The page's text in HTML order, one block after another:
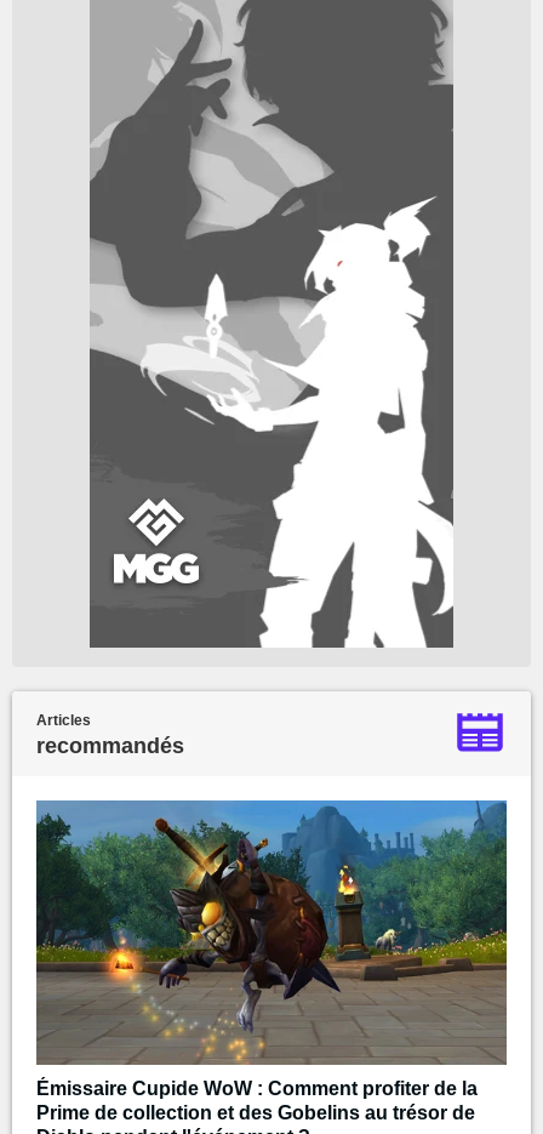
Articles
recommandés
Émissaire Cupide WoW : Comment profiter de la
Prime de collection et des Gobelins au trésor de